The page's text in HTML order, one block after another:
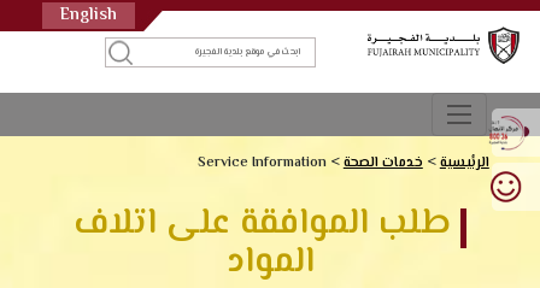
English
الرئيسية > خدمات الصحة >
Service Information
طلب الموافقة على اتلاف
المواد